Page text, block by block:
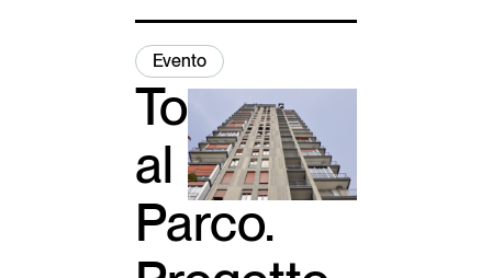
Evento
Torre
al
Parco.